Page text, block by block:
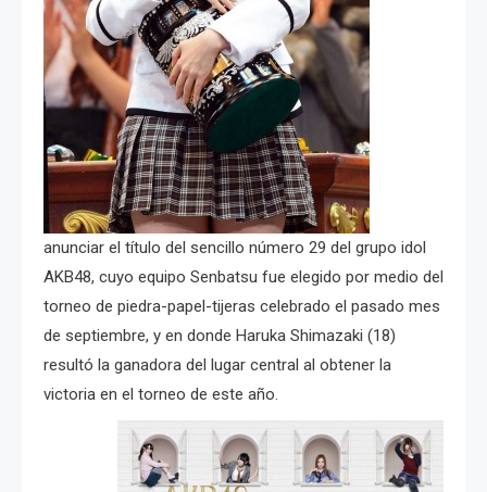
anunciar el título del sencillo número 29 del grupo idol
AKB48, cuyo equipo Senbatsu fue elegido por medio del
torneo de piedra-papel-tijeras celebrado el pasado mes
de septiembre, y en donde Haruka Shimazaki (18)
resultó la ganadora del lugar central al obtener la
victoria en el torneo de este año.